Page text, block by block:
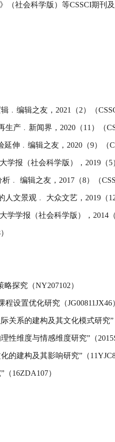
社会科学版）等CSSCI期刊
编辑之友，2021（2）（
产﹒新闻界，2020（11）（
伸﹒编辑之友，2020（9）（
报（社会科学版），2019（5
﹒ 编辑之友，2017（8）（
文景观﹒ 大众文艺，2019（12
学报（社会科学版），2014（
探究（NY207102）
设置优化研究（JG00811JX46
关系的建构及其文化模式研究”
维度与情感维度研究”（
建构及其影响研究”（
16ZDA107）